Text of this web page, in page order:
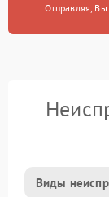
Отправляя, Вы
Виды